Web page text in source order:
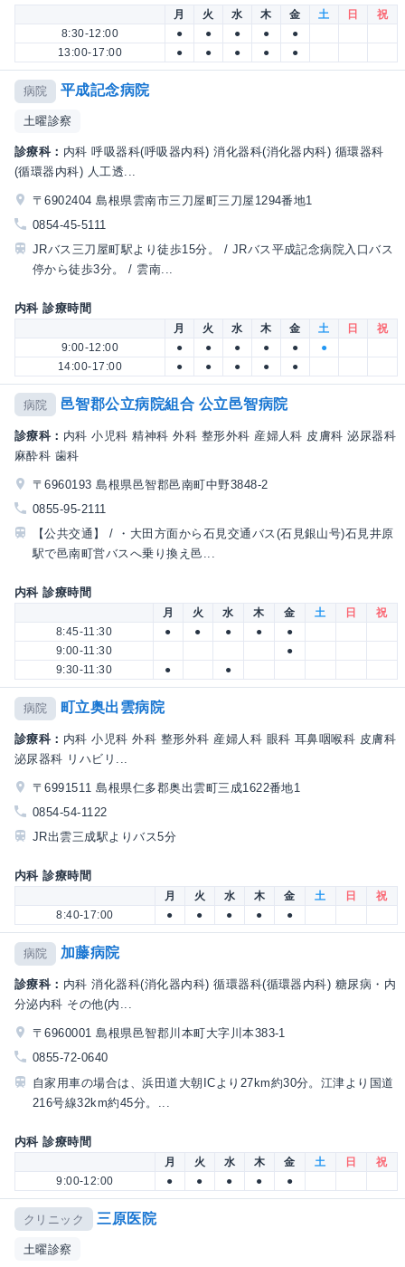
月 火 水 木 金 土 日
祝
8:30-12:00
● ● ● ●
●
13:00-17:00
● ● ● ● ●
病院 平成記念病院
土曜診察
診療科： 内科 呼吸器科(呼吸器内科) 消化器科(消化器内科) 循環器科
(循環器内科) 人工透...
〒6902404 島根県雲南市三刀屋町三刀屋1294番地1
0854-45-5111
JRバス三刀屋町駅より徒歩15分。 / JRバス平成記念病院入口バス
停から徒歩3分。 / 雲南...
内科 診療時間
月 火 水 木 金 土 日
祝
9:00-12:00
● ● ● ● ●
●
14:00-17:00
● ● ● ● ●
病院 邑智郡公立病院組合 公立邑智病院
診療科： 内科 小児科 精神科 外科 整形外科 産婦人科 皮膚科 泌尿器科
麻酔科 歯科
〒6960193 島根県邑智郡邑南町中野3848-2
0855-95-2111
【公共交通】 / ・大田方面から石見交通バス(石見銀山号)石見井原
駅で邑南町営バスへ乗り換え邑...
内科 診療時間
月 火 水 木 金 土 日
祝
8:45-11:30
● ● ● ●
●
9:00-11:30
●
9:30-11:30
● ●
病院 町立奥出雲病院
診療科： 内科 小児科 外科 整形外科 産婦人科 眼科 耳鼻咽喉科 皮膚科
泌尿器科 リハビリ...
〒6991511 島根県仁多郡奥出雲町三成1622番地1
0854-54-1122
JR出雲三成駅よりバス5分
内科 診療時間
月 火 水 木 金 土 日
祝
8:40-17:00
● ● ● ● ●
病院 加藤病院
診療科： 内科 消化器科(消化器内科) 循環器科(循環器内科) 糖尿病・内
分泌内科 その他(内...
〒6960001 島根県邑智郡川本町大字川本383-1
0855-72-0640
自家用車の場合は、浜田道大朝ICより27km約30分。江津より国道
216号線32km約45分。...
内科 診療時間
月 火 水 木 金 土 日
祝
9:00-12:00
● ● ● ● ●
クリニック 三原医院
土曜診察